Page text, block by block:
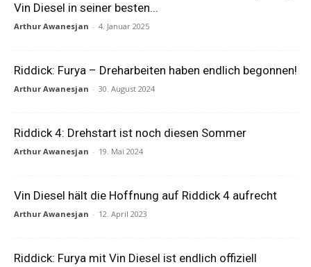
Vin Diesel in seiner besten...
Arthur Awanesjan - 4. Januar 2025
Riddick: Furya – Dreharbeiten haben endlich begonnen!
Arthur Awanesjan - 30. August 2024
Riddick 4: Drehstart ist noch diesen Sommer
Arthur Awanesjan - 19. Mai 2024
Vin Diesel hält die Hoffnung auf Riddick 4 aufrecht
Arthur Awanesjan - 12. April 2023
Riddick: Furya mit Vin Diesel ist endlich offiziell